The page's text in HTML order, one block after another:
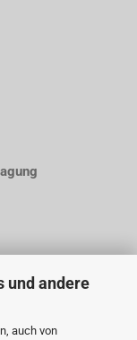
und andere
auch von